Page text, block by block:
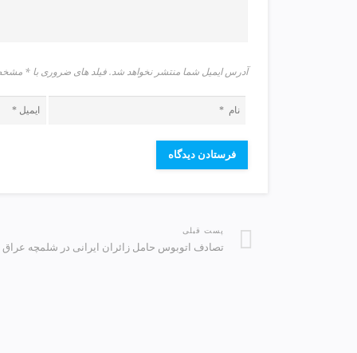
آدرس ایمیل شما منتشر نخواهد شد. فیلد های ضروری با *
پست قبلی
تصادف اتوبوس حامل زائران ایرانی در شلمچه عراق